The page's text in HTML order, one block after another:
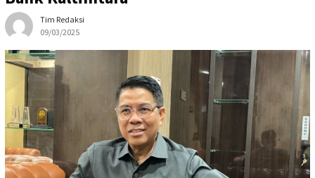
Tim Redaksi
09/03/2025